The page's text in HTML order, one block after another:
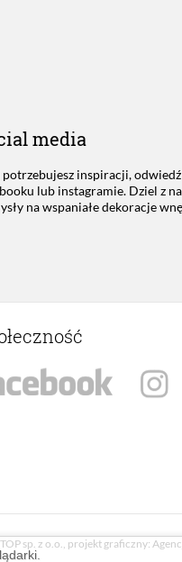
media
potrzebujesz inspiracji,
lub instagramie. Dziel z
na wspaniałe dekoracje
sp. z o.o., projekt graficzny: